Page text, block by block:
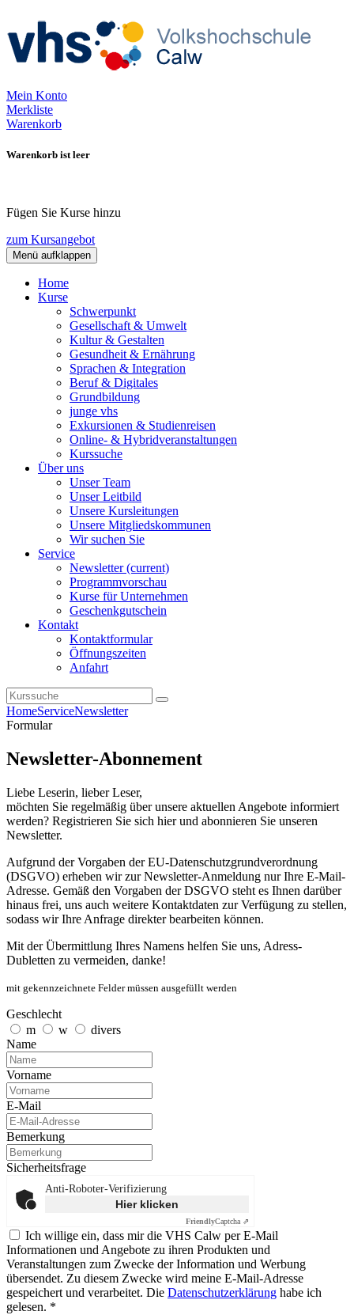
Mein Konto
Merkliste
Warenkorb
Warenkorb ist leer
Fügen Sie Kurse hinzu
zum Kursangebot
Menü aufklappen
Home
Kurse
Schwerpunkt
Gesellschaft & Umwelt
Kultur & Gestalten
Gesundheit & Ernährung
Sprachen & Integration
Beruf & Digitales
Grundbildung
junge vhs
Exkursionen & Studienreisen
Online- & Hybridveranstaltungen
Kurssuche
Über uns
Unser Team
Unser Leitbild
Unsere Kursleitungen
Unsere Mitgliedskommunen
Wir suchen Sie
Service
Newsletter(current)
Programmvorschau
Kurse für Unternehmen
Geschenkgutschein
Kontakt
Kontaktformular
Öffnungszeiten
Anfahrt
HomeServiceNewsletter
Formular
Newsletter-Abonnement
Liebe Leserin, lieber Leser,
möchten Sie regelmäßig über unsere aktuellen Angebote informiert
werden? Registrieren Sie sich hier und abonnieren Sie unseren
Newsletter.
Aufgrund der Vorgaben der EU-Datenschutzgrundverordnung
(DSGVO) erheben wir zur Newsletter-Anmeldung nur Ihre E-Mail-
Adresse. Gemäß den Vorgaben der DSGVO steht es Ihnen darüber
hinaus frei, uns auch weitere Kontaktdaten zur Verfügung zu stellen,
sodass wir Ihre Anfrage direkter bearbeiten können.
Mit der Übermittlung Ihres Namens helfen Sie uns, Adress-
Dubletten zu vermeiden, danke!
mit gekennzeichnete Felder müssen ausgefüllt werden
Geschlecht
m
w
divers
Name
Vorname
E-Mail
Bemerkung
Sicherheitsfrage
Anti-Roboter-Verifizierung
Hier klicken
FriendlyCaptcha ⇗
Ich willige ein, dass mir die VHS Calw per E-Mail
Informationen und Angebote zu ihren Produkten und
Veranstaltungen zum Zwecke der Information und Werbung
übersendet. Zu diesem Zwecke wird meine E-Mail-Adresse
gespeichert und verarbeitet. Die Datenschutzerklärung habe ich
gelesen. *